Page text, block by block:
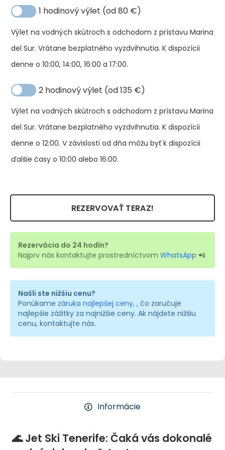
1 hodinový výlet (od 80 €)
Výlet na vodných skútroch s odchodom z prístavu Marina
del Sur. Vrátane bezplatného vyzdvihnutia. K dispozícii
denne o 10:00, 14:00, 16:00 a 17:00.
2 hodinový výlet (od 135 €)
Výlet na vodných skútroch s odchodom z prístavu Marina
del Sur. Vrátane bezplatného vyzdvihnutia. K dispozícii
denne o 12:00. V závislosti od dňa môžu byť k dispozícii
ďalšie časy o 10:00 alebo 16:00.
REZERVOVAŤ TERAZ!
Rezervácia do 24 hodín?
Najprv nás kontaktujte prostredníctvom WhatsApp 📲
Našli ste nižšiu cenu?
Ponúkame záruka najlepšej ceny, , čo zaručuje
najlepšie zážitky za najnižšie ceny. Ak nájdete nižšiu
cenu, kontaktujte nás.
Informácie
🌊 Jet Ski Tenerife: Čaká vás dokonalé